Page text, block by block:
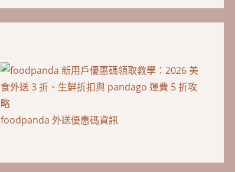
foodpanda 外送優惠碼資訊